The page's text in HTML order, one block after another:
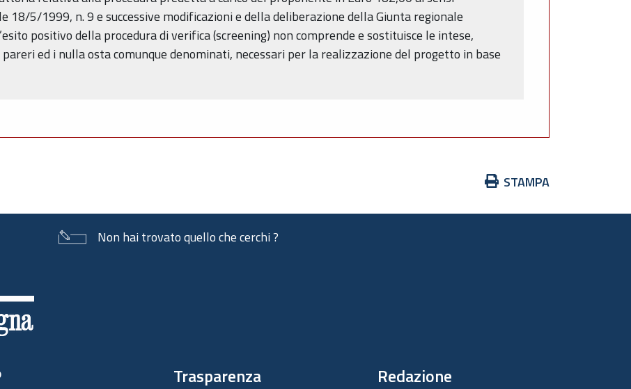
18/5/1999, n. 9 e successive modificazioni e della deliberazione della Giunta regionale
positivo della procedura di verifica (screening) non comprende e sostituisce le intese,
ed i nulla osta comunque denominati, necessari per la realizzazione del progetto in base
Azioni
documento
STAMPA
Non hai trovato quello che cerchi ?
Trasparenza Redazione